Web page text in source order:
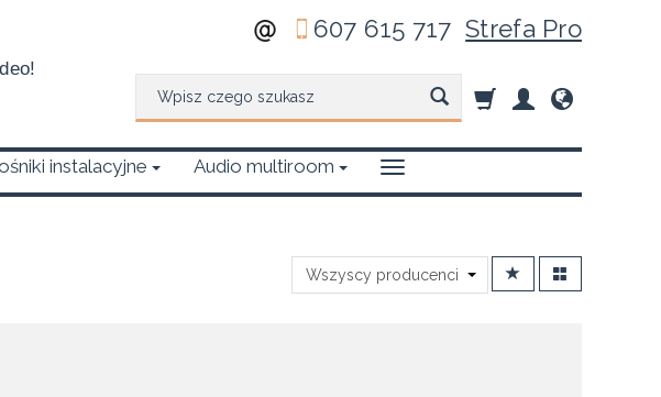
607 615 717Strefa Pro
instalacyjne Audio multiroom